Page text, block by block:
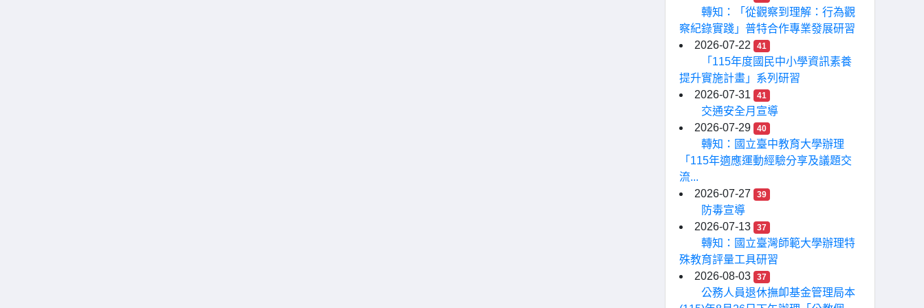
轉知：「從觀察到理解：行為觀
察紀錄實踐」普特合作專業發展研習
2026-07-22
41
「115年度國民中小學資訊素養
提升實施計畫」系列研習
2026-07-31
41
交通安全月宣導
2026-07-29
40
轉知：國立臺中教育大學辦理
「115年適應運動經驗分享及議題交
流...
2026-07-27
39
防毒宣導
2026-07-13
37
轉知：國立臺灣師範大學辦理特
殊教育評量工具研習
2026-08-03
37
公務人員退休撫卹基金管理局本